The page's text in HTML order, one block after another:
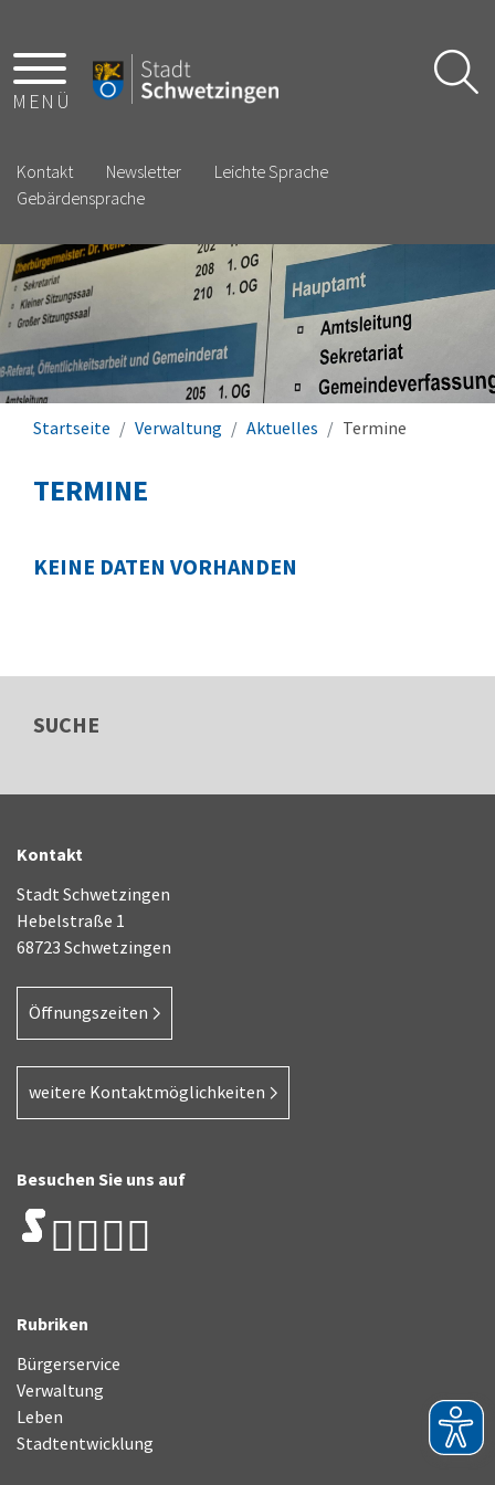
MENÜ
Kontakt Newsletter
Leichte Sprache
Gebärdensprache
Startseite Verwaltung Aktuelles Termine
TERMINE
KEINE DATEN VORHANDEN
SUCHE
Kontakt
Stadt Schwetzingen
Hebelstraße 1
68723 Schwetzingen
Öffnungszeiten
weitere Kontaktmöglichkeiten
Besuchen Sie uns auf
Rubriken
Bürgerservice
Verwaltung
Leben
Stadtentwicklung